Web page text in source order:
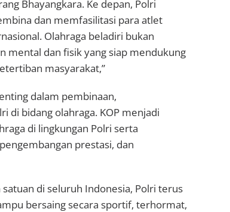
Bhayangkara. Ke depan, Polri
dan memfasilitasi para atlet
Olahraga beladiri bukan
mental dan fisik yang siap mendukung
masyarakat,”
dalam pembinaan,
di bidang olahraga. KOP menjadi
di lingkungan Polri serta
prestasi, dan
di seluruh Indonesia, Polri terus
bersaing secara sportif, terhormat,